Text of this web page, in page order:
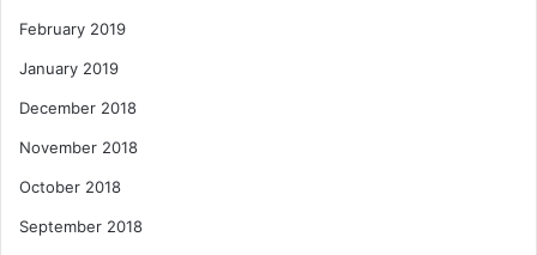
February 2019
January 2019
December 2018
November 2018
October 2018
September 2018